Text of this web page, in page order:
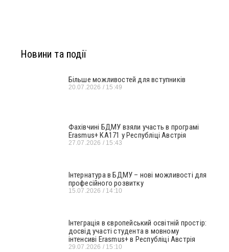
Новини та події
Більше можливостей для вступників
20.07.2026 15:49
Фахівчині БДМУ взяли участь в програмі
Erasmus+ KA171 у Республіці Австрія
27.07.2026 15:43
Інтернатура в БДМУ – нові можливості для
професійного розвитку
15.07.2026 14:10
Інтеграція в європейський освітній простір:
досвід участі студента в мовному
інтенсиві Erasmus+ в Республіці Австрія
29.07.2026 15:10